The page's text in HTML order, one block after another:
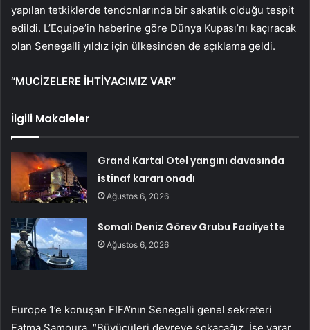
yapılan tetkiklerde tendonlarında bir sakatlık olduğu tespit
edildi. L’Equipe’in haberine göre Dünya Kupası’nı kaçıracak
olan Senegalli yıldız için ülkesinden de açıklama geldi.
“MUCİZELERE İHTİYACIMIZ VAR”
İlgili Makaleler
Grand Kartal Otel yangını davasında
istinaf kararı onadı
Ağustos 6, 2026
Somali Deniz Görev Grubu Faaliyette
Ağustos 6, 2026
Europe 1’e konuşan FIFA’nın Senegalli genel sekreteri